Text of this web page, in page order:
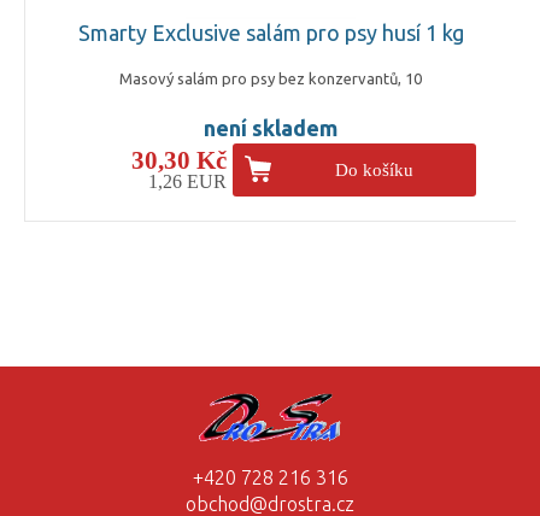
Smarty Exclusive salám pro psy husí 1 kg
Masový salám pro psy bez konzervantů, 10
není skladem
30,30 Kč
1,26 EUR
Do košíku
+420 728 216 316
obchod@drostra.cz